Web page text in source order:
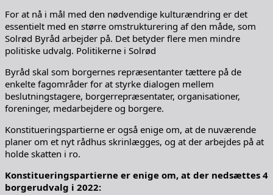
For at nå i mål med den nødvendige kulturændring er det
essentielt med en større omstrukturering af den måde, som
Solrød Byråd arbejder på. Det betyder flere men mindre
politiske udvalg. Politikerne i Solrød
Byråd skal som borgernes repræsentanter tættere på de
enkelte fagområder for at styrke dialogen mellem
beslutningstagere, borgerrepræsentater, organisationer,
foreninger, medarbejdere og borgere.
Konstitueringspartierne er også enige om, at de nuværende
planer om et nyt rådhus skrinlægges, og at der arbejdes på at
holde skatten i ro.
Konstitueringspartierne er enige om, at der nedsættes 4
borgerudvalg i 2022: